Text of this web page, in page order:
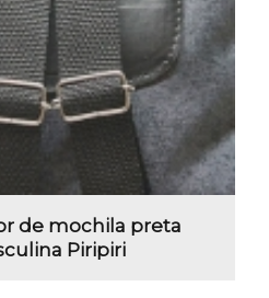
de mochila preta
Piripiri